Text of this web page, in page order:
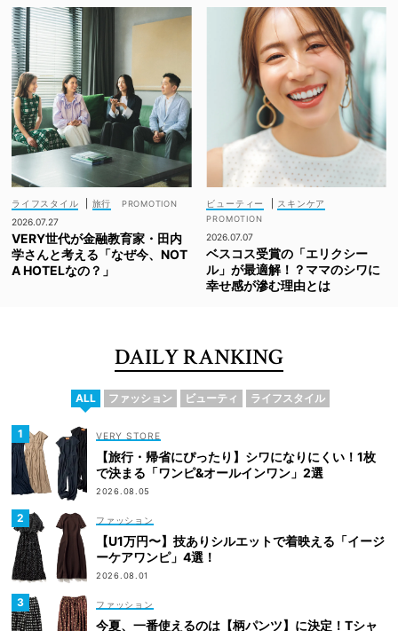
ライフスタイル
旅行
2026.07.27
VERY世代が金融教育家・田内
学さんと考える「なぜ今、NOT
A HOTELなの？」
ビューティー スキンケア
2026.07.07
ベスコス受賞の「エリクシー
ル」が最適解！？ママのシワに
幸せ感が滲む理由とは
DAILY RANKING
ALL ファッション ビューティ ライフスタイル
VERY STORE
【旅行・帰省にぴったり】シワになりにくい！1枚
で決まる「ワンピ&オールインワン」2選
2026.08.05
ファッション
【U1万円〜】技ありシルエットで着映える「イージ
ーケアワンピ」4選！
2026.08.01
ファッション
今夏、一番使えるのは【柄パンツ】に決定！Tシャ